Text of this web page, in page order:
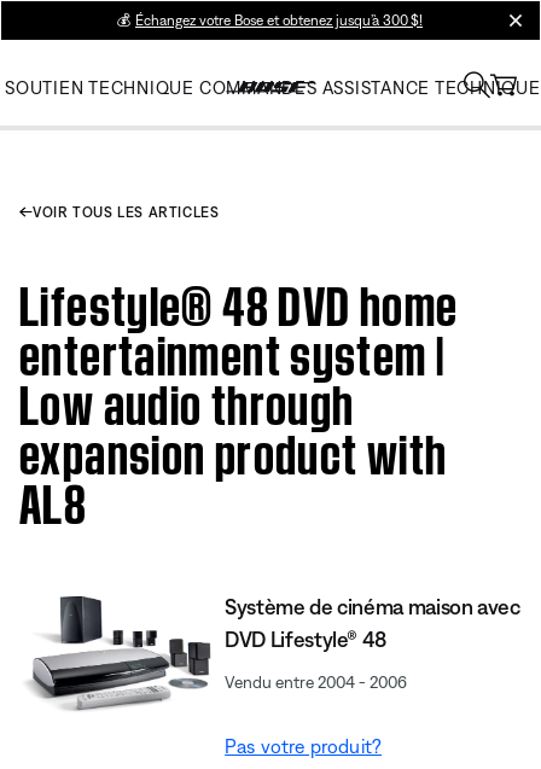
💰 Échangez votre Bose et obtenez jusqu’à 300 $!
SOUTIEN TECHNIQUE COMMANDES ASSISTANCE TECHNIQUE
VOIR TOUS LES ARTICLES
Lifestyle® 48 DVD home
entertainment system |
Low audio through
expansion product with
AL8
Système de cinéma maison avec
DVD Lifestyle® 48
Vendu entre 2004 - 2006
Pas votre produit?